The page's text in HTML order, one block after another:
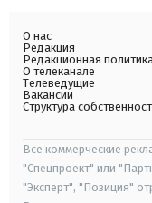
О нас
Редакция
Редакционная
О телеканале
Телеведущие
Вакансии
Структура
Все коммерческие
"Спецпроект" или
"Эксперт", "Позиция"